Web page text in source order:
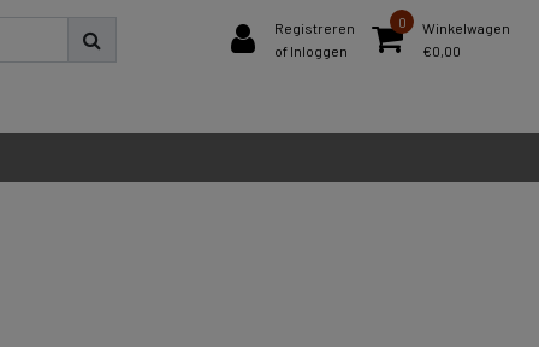
Registreren
of Inloggen
0
Winkelwagen
€0,00